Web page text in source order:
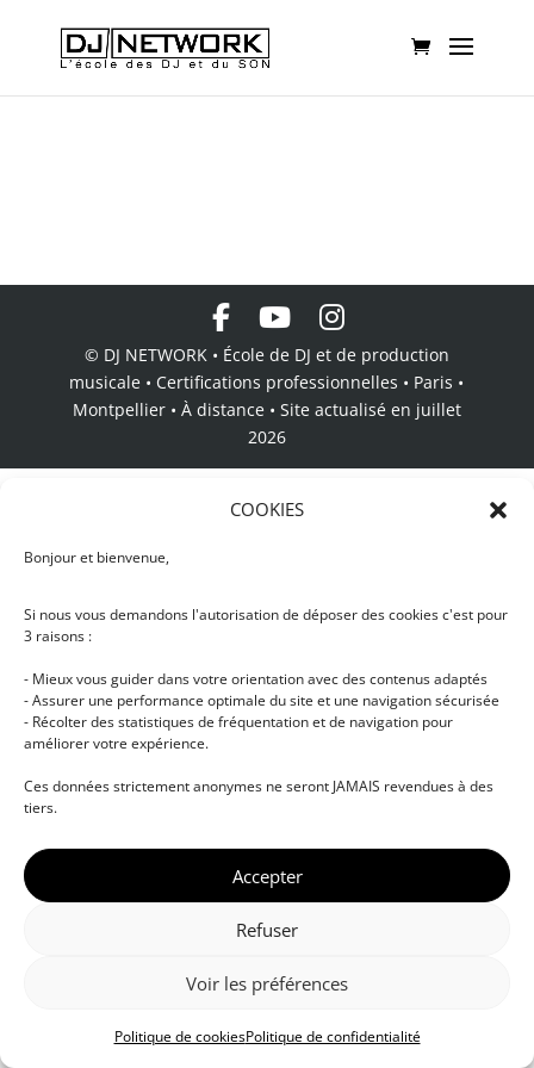
COOKIES
Bonjour et bienvenue,
Si nous vous demandons l'autorisation de déposer des cookies c'est pour
3 raisons :
- Mieux vous guider dans votre orientation avec des contenus adaptés
- Assurer une performance optimale du site et une navigation sécurisée
- Récolter des statistiques de fréquentation et de navigation pour
améliorer votre expérience.
Ces données strictement anonymes ne seront JAMAIS revendues à des
tiers.
Accepter
Refuser
Voir les préférences
Politique de cookiesPolitique de confidentialité
© DJ NETWORK • École de DJ et de production
musicale • Certifications professionnelles • Paris •
Montpellier • À distance • Site actualisé en juillet
2026